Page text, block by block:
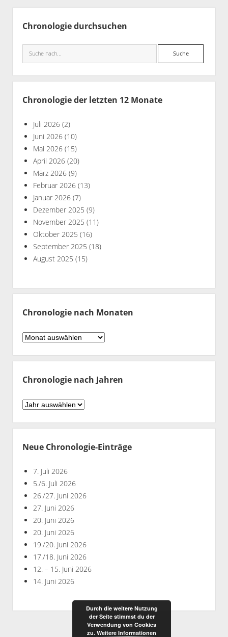
Chronologie durchsuchen
Suche
Chronologie der letzten 12 Monate
Juli 2026(2)
Juni 2026(10)
Mai 2026(15)
April 2026(20)
März 2026(9)
Februar 2026(13)
Januar 2026(7)
Dezember 2025 (9)
November 2025 (11)
Oktober 2025 (16)
September 2025 (18)
August 2025 (15)
Chronologie nach Monaten
Chronologie
Monaten
Chronologie nach Jahren
Chronologie
Jahren
Neue Chronologie-Einträge
7. Juli 2026
5./6. Juli 2026
26./27. Juni 2026
27. Juni 2026
20. Juni 2026
20. Juni 2026
19./20. Juni 2026
17./18. Juni 2026
12. – 15. Juni 2026
14. Juni 2026
Durch die weitere Nutzung
der Seite stimmst du der
Verwendung von Cookies
zu. Weitere Informationen